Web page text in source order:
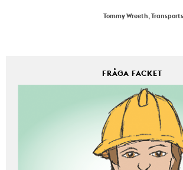
Tommy Wreeth,
FRÅGA FACKET